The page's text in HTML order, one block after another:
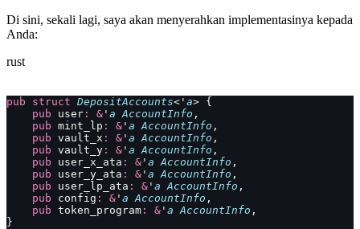
Di sini, sekali lagi, saya akan menyerahkan implementasinya kepada
Anda:
rust
pub struct DepositAccounts<' a> {
    pub
user : & ' a AccountInfo ,
    pub
mint_lp : & ' a AccountInfo ,
    pub
vault_x : & ' a AccountInfo ,
    pub
vault_y : & ' a AccountInfo ,
    pub
user_x_ata : & ' a AccountInfo ,
    pub
user_y_ata : & ' a AccountInfo ,
    pub
user_lp_ata : & ' a AccountInfo ,
    pub
config : & ' a AccountInfo ,
    pub
token_program : & ' a AccountInfo ,
}